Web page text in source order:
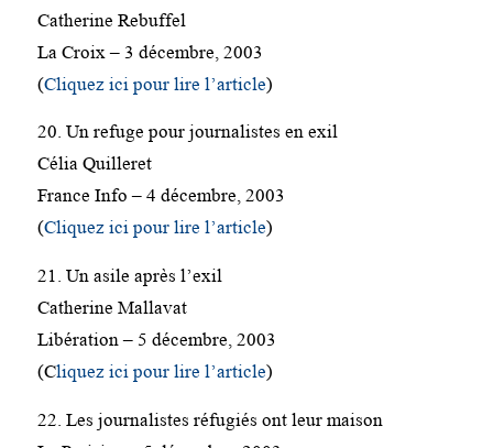
Catherine Rebuffel
La Croix – 3 décembre, 2003
(Cliquez ici pour lire l’article)
20. Un refuge pour journalistes en exil
Célia Quilleret
France Info – 4 décembre, 2003
(Cliquez ici pour lire l’article)
21. Un asile après l’exil
Catherine Mallavat
Libération – 5 décembre, 2003
(Cliquez ici pour lire l’article)
22. Les journalistes réfugiés ont leur maison